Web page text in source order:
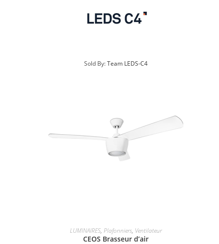
Sold By:Team LEDS-C4
LUMINAIRES, Plafonniers, Ventilateur
CEOS Brasseur d’air